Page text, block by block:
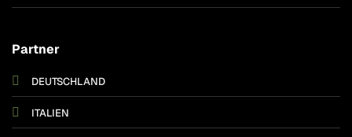
Partner
DEUTSCHLAND
ITALIEN